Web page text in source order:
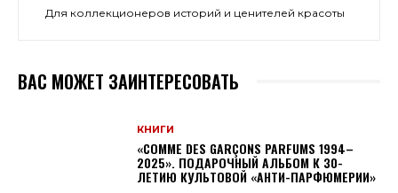
Для коллекционеров историй и ценителей красоты
ВАС МОЖЕТ ЗАИНТЕРЕСОВАТЬ
КНИГИ
«COMME DES GARÇONS PARFUMS 1994–
2025». ПОДАРОЧНЫЙ АЛЬБОМ К 30-
ЛЕТИЮ КУЛЬТОВОЙ «АНТИ-ПАРФЮМЕРИИ»